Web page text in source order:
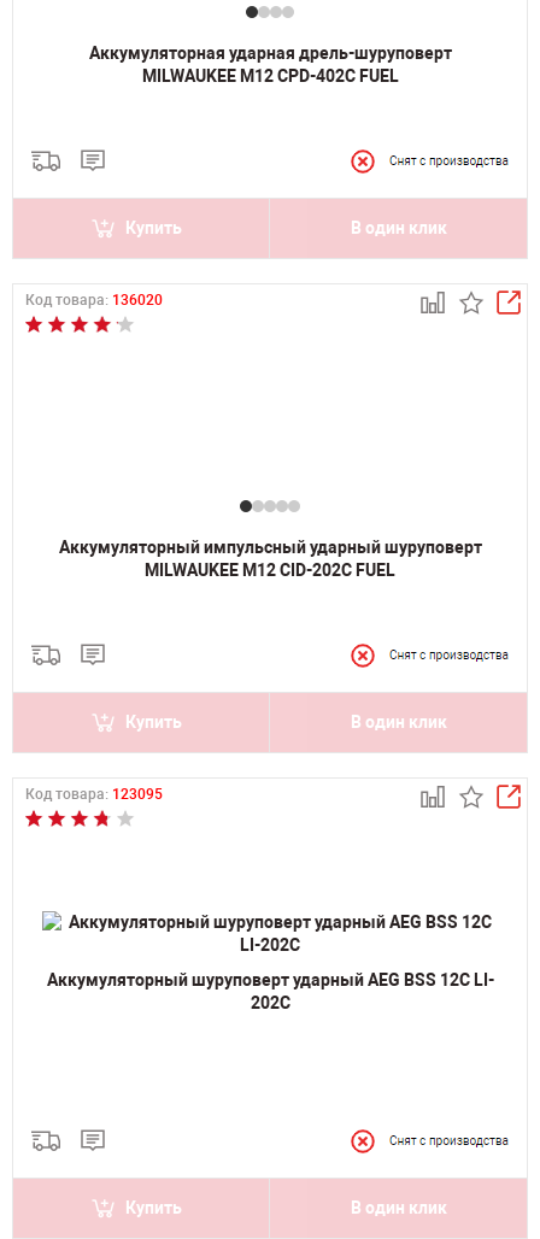
Аккумуляторная ударная дрель-шуруповерт
MILWAUKEE M12 CPD-402C FUEL
Купить В один клик
Код товара: 136020
Аккумуляторный импульсный ударный шуруповерт
MILWAUKEE M12 CID-202C FUEL
Купить В один клик
Код товара: 123095
Аккумуляторный шуруповерт ударный AEG BSS 12C LI-
202C
Купить В один клик